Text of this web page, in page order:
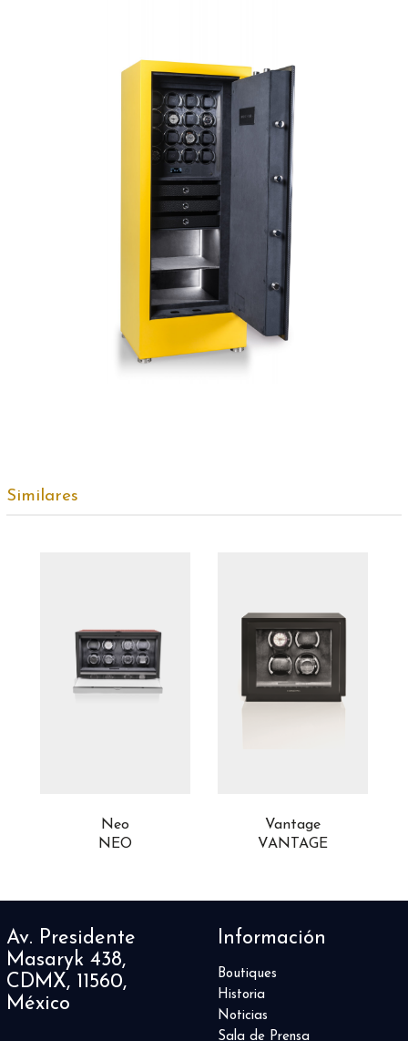
Similares
Neo
NEO
Vantage
VANTAGE
Av. Presidente
Masaryk 438,
CDMX, 11560,
México
Información
Boutiques
Historia
Noticias
Sala de Prensa